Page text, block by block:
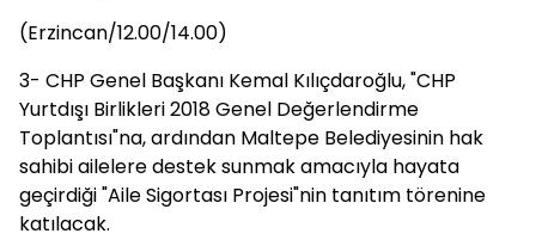
(Erzincan/12.00/14.00)
3- CHP Genel Başkanı Kemal Kılıçdaroğlu, "CHP
Yurtdışı Birlikleri 2018 Genel Değerlendirme
Toplantısı"na, ardından Maltepe Belediyesinin hak
sahibi ailelere destek sunmak amacıyla hayata
geçirdiği "Aile Sigortası Projesi"nin tanıtım törenine
katılacak.